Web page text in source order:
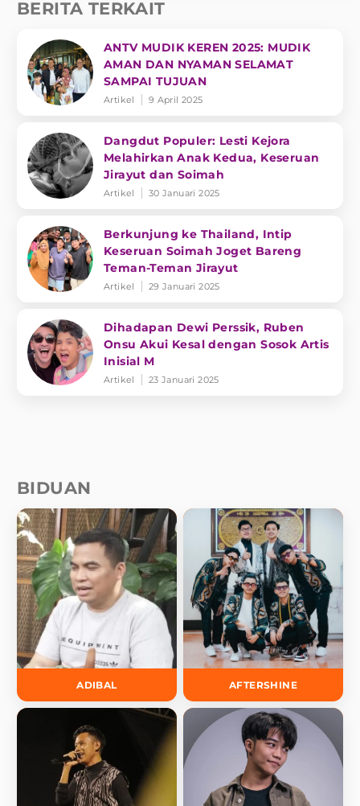
BERITA TERKAIT
ANTV MUDIK KEREN 2025: MUDIK
AMAN DAN NYAMAN SELAMAT
SAMPAI TUJUAN
Artikel 9 April 2025
Dangdut Populer: Lesti Kejora
Melahirkan Anak Kedua, Keseruan
Jirayut dan Soimah
Artikel 30 Januari 2025
Berkunjung ke Thailand, Intip
Keseruan Soimah Joget Bareng
Teman-Teman Jirayut
Artikel 29 Januari 2025
Dihadapan Dewi Perssik, Ruben
Onsu Akui Kesal dengan Sosok Artis
Inisial M
Artikel 23 Januari 2025
BIDUAN
ADIBAL AFTERSHINE